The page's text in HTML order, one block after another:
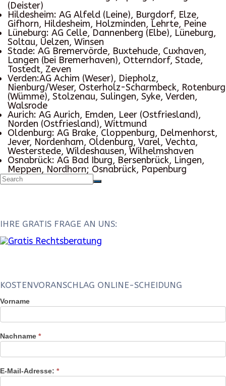
(Deister)
Hildesheim: AG Alfeld (Leine), Burgdorf, Elze,
Gifhorn, Hildesheim, Holzminden, Lehrte, Peine
Lüneburg: AG Celle, Dannenberg (Elbe), Lüneburg,
Soltau, Uelzen, Winsen
Stade: AG Bremervörde, Buxtehude, Cuxhaven,
Langen (bei Bremerhaven), Otterndorf, Stade,
Tostedt, Zeven
Verden:AG Achim (Weser), Diepholz,
Nienburg/Weser, Osterholz-Scharmbeck, Rotenburg
(Wümme), Stolzenau, Sulingen, Syke, Verden,
Walsrode
Aurich: AG Aurich, Emden, Leer (Ostfriesland),
Norden (Ostfriesland), Wittmund
Oldenburg: AG Brake, Cloppenburg, Delmenhorst,
Jever, Nordenham, Oldenburg, Varel, Vechta,
Westerstede, Wildeshausen, Wilhelmshaven
Osnabrück: AG Bad Iburg, Bersenbrück, Lingen,
Meppen, Nordhorn; Osnabrück, Papenburg
IHRE GRATIS FRAGE AN UNS:
KOSTENVORANSCHLAG ONLINE-SCHEIDUNG
Kostenvoranschlag
Online-
Scheidung
Vorname
Nachname *
E-Mail-Adresse: *